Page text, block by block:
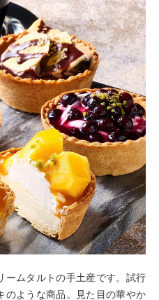
ームタルトの手土産です。試行
のような商品。見た目の華やか